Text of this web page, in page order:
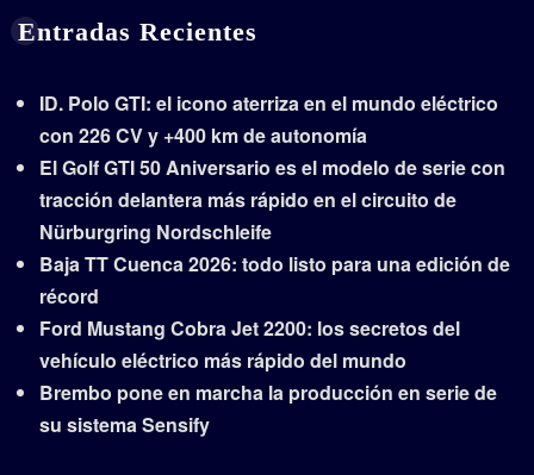
Entradas Recientes
ID. Polo GTI: el icono aterriza en el mundo eléctrico
con 226 CV y +400 km de autonomía
El Golf GTI 50 Aniversario es el modelo de serie con
tracción delantera más rápido en el circuito de
Nürburgring Nordschleife
Baja TT Cuenca 2026: todo listo para una edición de
récord
Ford Mustang Cobra Jet 2200: los secretos del
vehículo eléctrico más rápido del mundo
Brembo pone en marcha la producción en serie de
su sistema Sensify